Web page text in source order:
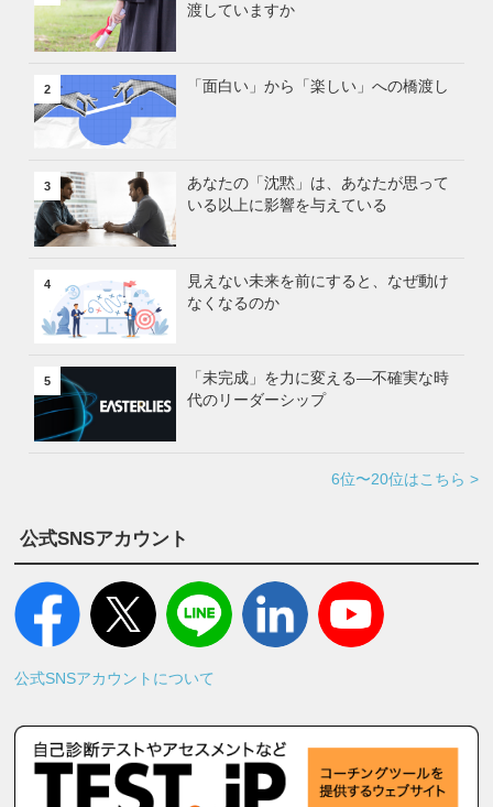
渡していますか
2 「面白い」から「楽しい」への橋渡し
3
あなたの「沈黙」は、あなたが思って
いる以上に影響を与えている
4
見えない未来を前にすると、なぜ動け
なくなるのか
5
「未完成」を力に変える—不確実な時
代のリーダーシップ
6位〜20位はこちら >
公式SNSアカウント
公式SNSアカウントについて